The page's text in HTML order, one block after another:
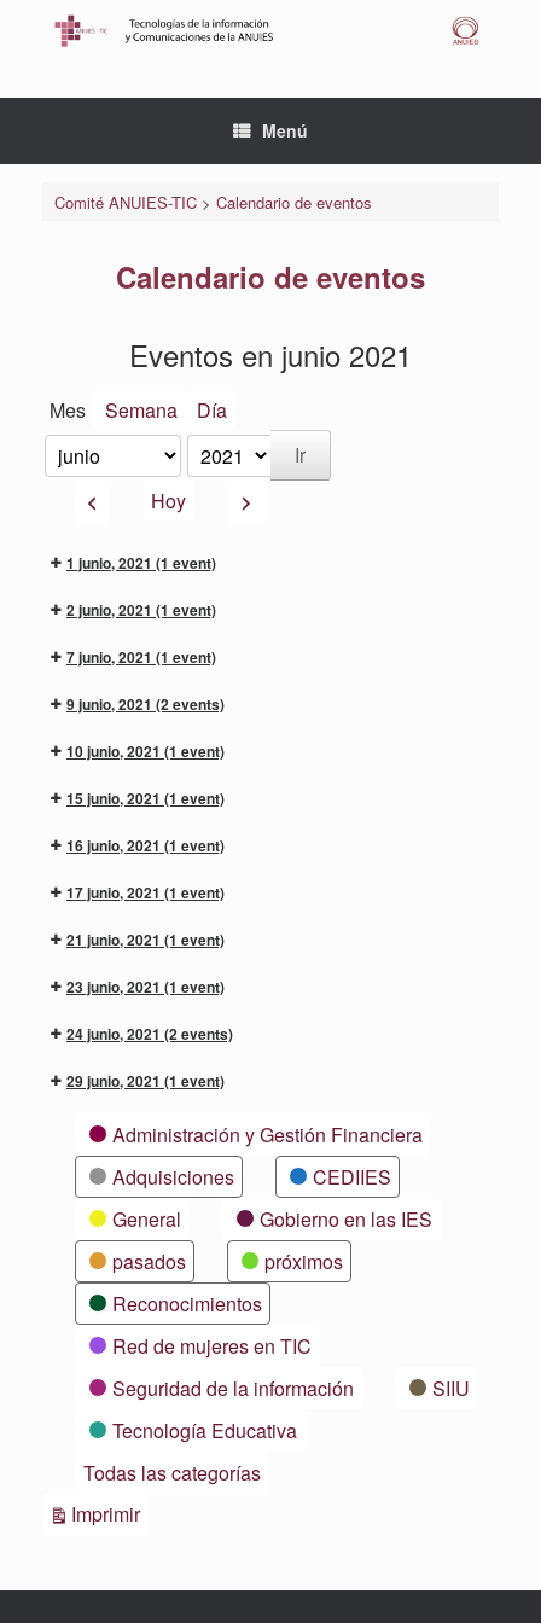
Menú
Comité ANUIES-TIC> Calendario de eventos
Calendario de eventos
Eventos en junio 2021
Mes Semana Día
Mes
Año
AnteriorHoy Siguiente
1 junio, 2021 (1 event)
2 junio, 2021 (1 event)
7 junio, 2021 (1 event)
9 junio, 2021 (2 events)
10 junio, 2021 (1 event)
15 junio, 2021 (1 event)
16 junio, 2021 (1 event)
17 junio, 2021 (1 event)
21 junio, 2021 (1 event)
23 junio, 2021 (1 event)
24 junio, 2021 (2 events)
29 junio, 2021 (1 event)
CategoríasAdministración y Gestión Financiera
Adquisiciones
CEDIIES
General
Gobierno en las IES
pasados
próximos
Reconocimientos
Red de mujeres en TIC
Seguridad de la información
SIIU
Tecnología Educativa
Todas las categorías
ImprimirVistas